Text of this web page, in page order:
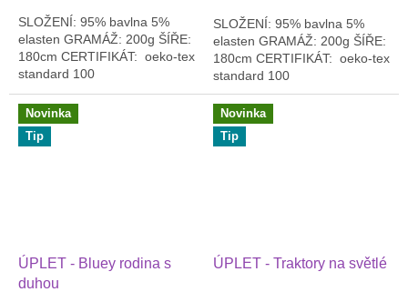
SLOŽENÍ: 95% bavlna 5%
elasten GRAMÁŽ: 200g ŠÍŘE:
180cm CERTIFIKÁT: oeko-tex
standard 100
SLOŽENÍ: 95% bavlna 5%
elasten GRAMÁŽ: 200g ŠÍŘE:
180cm CERTIFIKÁT: oeko-tex
standard 100
Novinka
Tip
ÚPLET - Bluey rodina s
duhou
Novinka
Tip
ÚPLET - Traktory na světlé